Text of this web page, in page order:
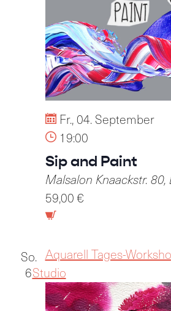
Fr., 04. September
19:00
Sip and Paint
Malsalon Knaackstr. 80,
59,00 €
So.
6
Aquarell Tages-
Studio